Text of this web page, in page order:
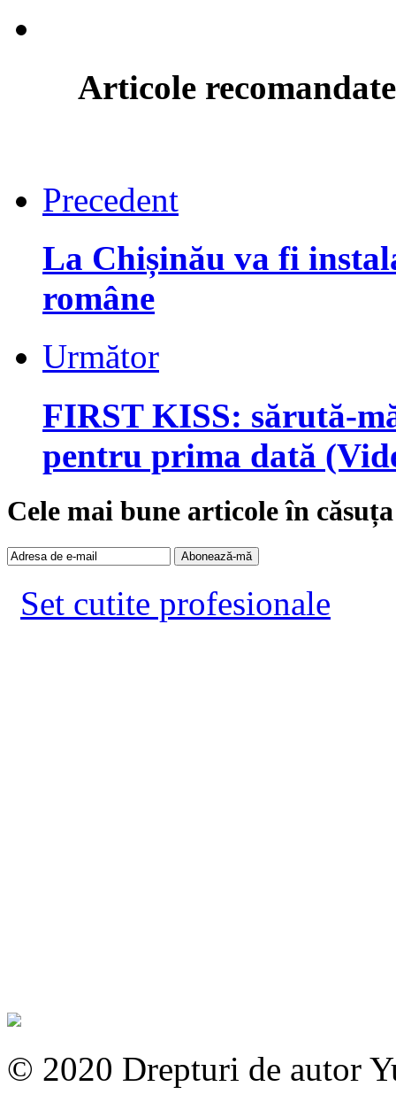
Articole recomandate
Precedent
La Chișinău va fi
române
Următor
FIRST KISS: sărută-
pentru prima dată
Cele mai bune articole în
Set cutite profesionale
© 2020 Drepturi de autor